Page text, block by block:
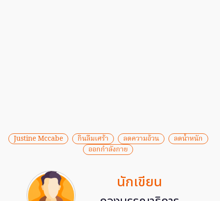
Justine Mccabe กินลืมเศร้า ลดความอ้วน
ลดน้ำหนัก
ออกกำลังกาย
นักเขียน